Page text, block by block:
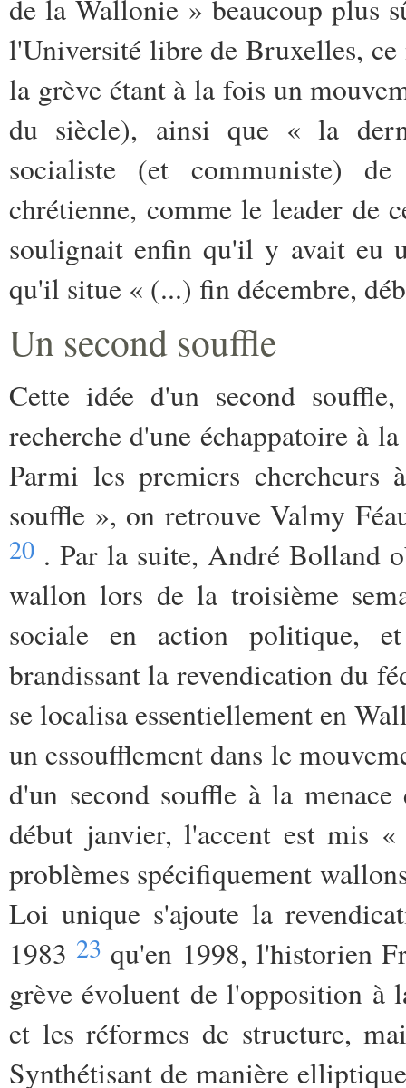
de la Wallonie » beaucoup plus
l'Université libre de Bruxelles, ce
la grève étant à la fois un
du siècle), ainsi que « la
socialiste (et communiste)
chrétienne, comme le leader de
soulignait enfin qu'il y avait eu
qu'il situe « (...) fin décembre,
Un second souffle
Cette idée d'un second
recherche d'une échappatoire à
Parmi les premiers
souffle », on retrouve Valmy
20 . Par la suite, André Bolland
wallon lors de la troisième
sociale en action politique,
brandissant la revendication du
se localisa essentiellement en
un essoufflement dans le
d'un second souffle à la
début janvier, l'accent est mis
problèmes spécifiquement
Loi unique s'ajoute la
1983 23 qu'en 1998, l'historien
grève évoluent de l'opposition à
et les réformes de structure,
Synthétisant de manière